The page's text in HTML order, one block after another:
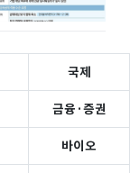
국제
금융·증권
바이오